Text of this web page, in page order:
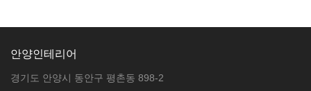
안양인테리어
경기도 안양시 동안구 평촌동 898-2